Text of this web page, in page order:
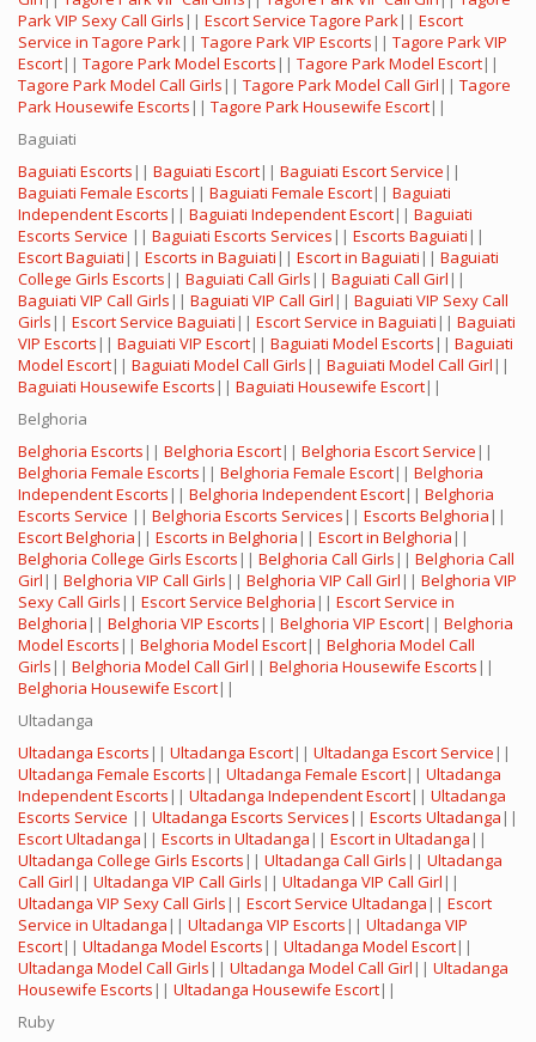
Park VIP Sexy Call Girls || Escort Service Tagore Park|| Escort
Service in Tagore Park|| Tagore Park VIP Escorts || Tagore Park VIP
Escort|| Tagore Park Model Escorts || Tagore Park Model Escort||
Tagore Park Model Call Girls || Tagore Park Model Call Girl || Tagore
Park Housewife Escorts || Tagore Park Housewife Escort||
Baguiati
Baguiati Escorts || Baguiati Escort|| Baguiati Escort Service ||
Baguiati Female Escorts || Baguiati Female Escort|| Baguiati
Independent Escorts || Baguiati Independent Escort|| Baguiati
Escorts Service || Baguiati Escorts Services || Escorts Baguiati ||
Escort Baguiati || Escorts in Baguiati || Escort in Baguiati || Baguiati
College Girls Escorts || Baguiati Call Girls || Baguiati Call Girl ||
Baguiati VIP Call Girls || Baguiati VIP Call Girl || Baguiati VIP Sexy Call
Girls || Escort Service Baguiati || Escort Service in Baguiati || Baguiati
VIP Escorts || Baguiati VIP Escort|| Baguiati Model Escorts || Baguiati
Model Escort|| Baguiati Model Call Girls || Baguiati Model Call Girl ||
Baguiati Housewife Escorts || Baguiati Housewife Escort||
Belghoria
Belghoria Escorts || Belghoria Escort|| Belghoria Escort Service ||
Belghoria Female Escorts || Belghoria Female Escort|| Belghoria
Independent Escorts || Belghoria Independent Escort|| Belghoria
Escorts Service || Belghoria Escorts Services || Escorts Belghoria ||
Escort Belghoria || Escorts in Belghoria || Escort in Belghoria ||
Belghoria College Girls Escorts || Belghoria Call Girls || Belghoria Call
Girl || Belghoria VIP Call Girls || Belghoria VIP Call Girl || Belghoria VIP
Sexy Call Girls || Escort Service Belghoria || Escort Service in
Belghoria || Belghoria VIP Escorts || Belghoria VIP Escort|| Belghoria
Model Escorts || Belghoria Model Escort|| Belghoria Model Call
Girls || Belghoria Model Call Girl || Belghoria Housewife Escorts ||
Belghoria Housewife Escort||
Ultadanga
Ultadanga Escorts || Ultadanga Escort|| Ultadanga Escort Service ||
Ultadanga Female Escorts || Ultadanga Female Escort|| Ultadanga
Independent Escorts || Ultadanga Independent Escort|| Ultadanga
Escorts Service || Ultadanga Escorts Services || Escorts Ultadanga ||
Escort Ultadanga || Escorts in Ultadanga || Escort in Ultadanga ||
Ultadanga College Girls Escorts || Ultadanga Call Girls || Ultadanga
Call Girl || Ultadanga VIP Call Girls || Ultadanga VIP Call Girl ||
Ultadanga VIP Sexy Call Girls || Escort Service Ultadanga || Escort
Service in Ultadanga || Ultadanga VIP Escorts || Ultadanga VIP
Escort|| Ultadanga Model Escorts || Ultadanga Model Escort||
Ultadanga Model Call Girls || Ultadanga Model Call Girl || Ultadanga
Housewife Escorts || Ultadanga Housewife Escort||
Ruby